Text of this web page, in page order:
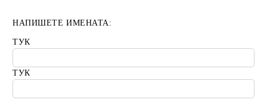
НАПИШЕТЕ ИМЕНАТА:
ТУК
ТУК